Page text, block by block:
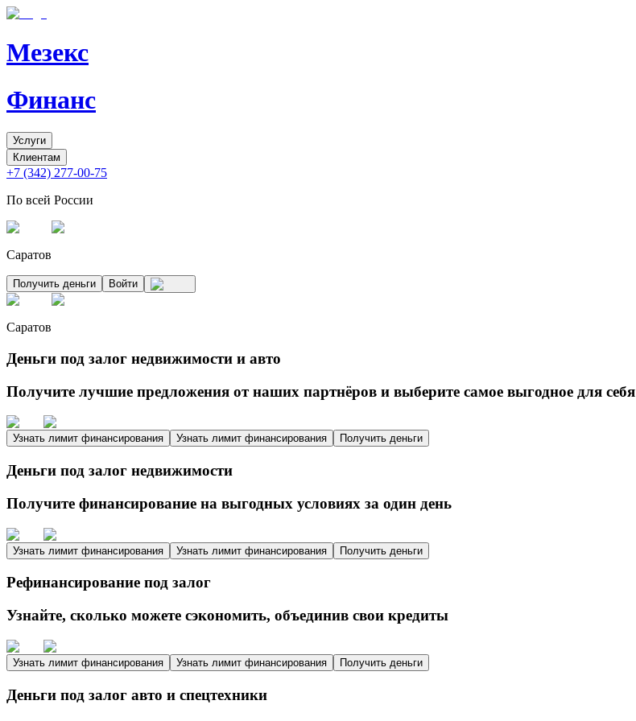
Мезекс
Финанс
Услуги
Клиентам
+7 (342) 277-00-75
По всей России
Саратов
Получить деньги Войти
Саратов
Деньги под залог недвижимости и авто
Получите лучшие предложения от наших партнёров и выберите самое выгодное для себя
Узнать лимит финансирования Узнать лимит финансирования Получить деньги
Деньги под залог недвижимости
Получите финансирование на выгодных условиях за один день
Узнать лимит финансирования Узнать лимит финансирования Получить деньги
Рефинансирование под залог
Узнайте, сколько можете сэкономить, объединив свои кредиты
Узнать лимит финансирования Узнать лимит финансирования Получить деньги
Деньги под залог авто и спецтехники